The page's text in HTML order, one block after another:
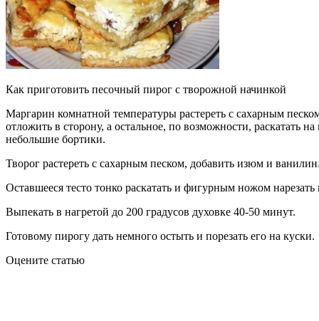
Как приготовить песочный пирог с творожной начинкой
Маргарин комнатной температуры растереть с сахарным
отложить в сторону, а остальное, по возможности, раскатать
небольшие бортики.
Творог растереть с сахарным песком, добавить изюм и
Оставшееся тесто тонко раскатать и фигурным ножом
Выпекать в нагретой до 200 градусов духовке 40-50 минут.
Готовому пирогу дать немного остыть и порезать его на куски.
Оцените статью